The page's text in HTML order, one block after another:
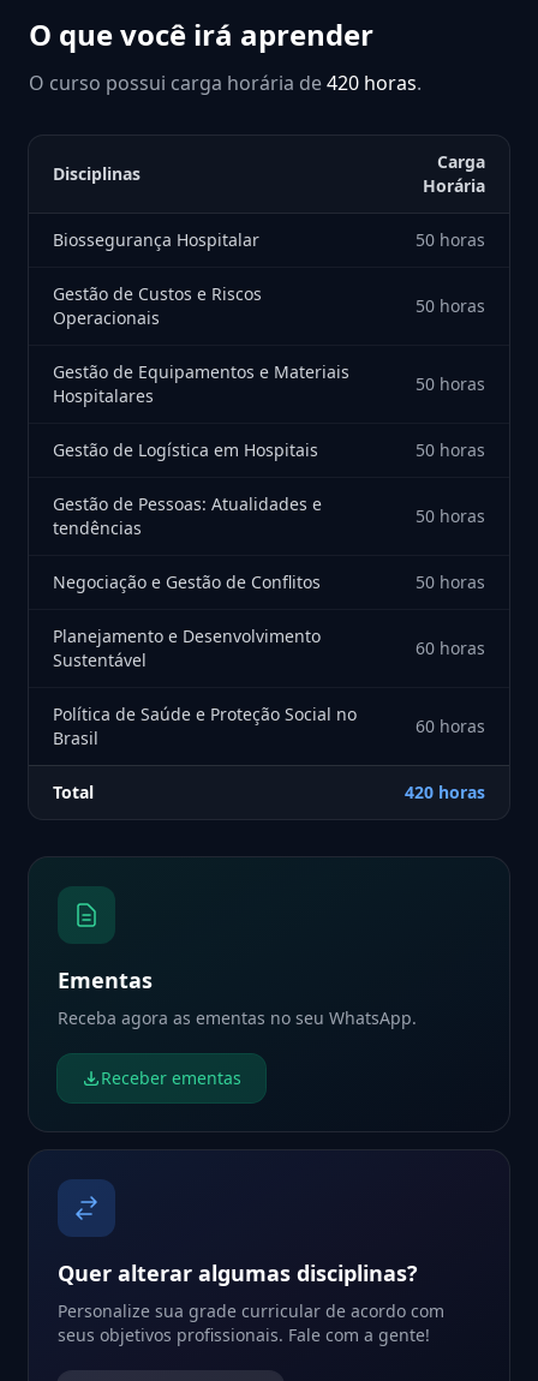
O que você irá aprender
O curso possui carga horária de420 horas.
Disciplinas
Carga
Horária
Biossegurança Hospitalar 50 horas
Gestão de Custos e Riscos
Operacionais
50 horas
Gestão de Equipamentos e Materiais
Hospitalares
50 horas
Gestão de Logística em Hospitais 50 horas
Gestão de Pessoas: Atualidades e
tendências
50 horas
Negociação e Gestão de Conflitos 50 horas
Planejamento e Desenvolvimento
Sustentável
60 horas
Política de Saúde e Proteção Social no
Brasil
60 horas
Total 420 horas
Ementas
Receba agora as ementas no seu WhatsApp.
Receber ementas
Quer alterar algumas disciplinas?
Personalize sua grade curricular de acordo com
seus objetivos profissionais. Fale com a gente!